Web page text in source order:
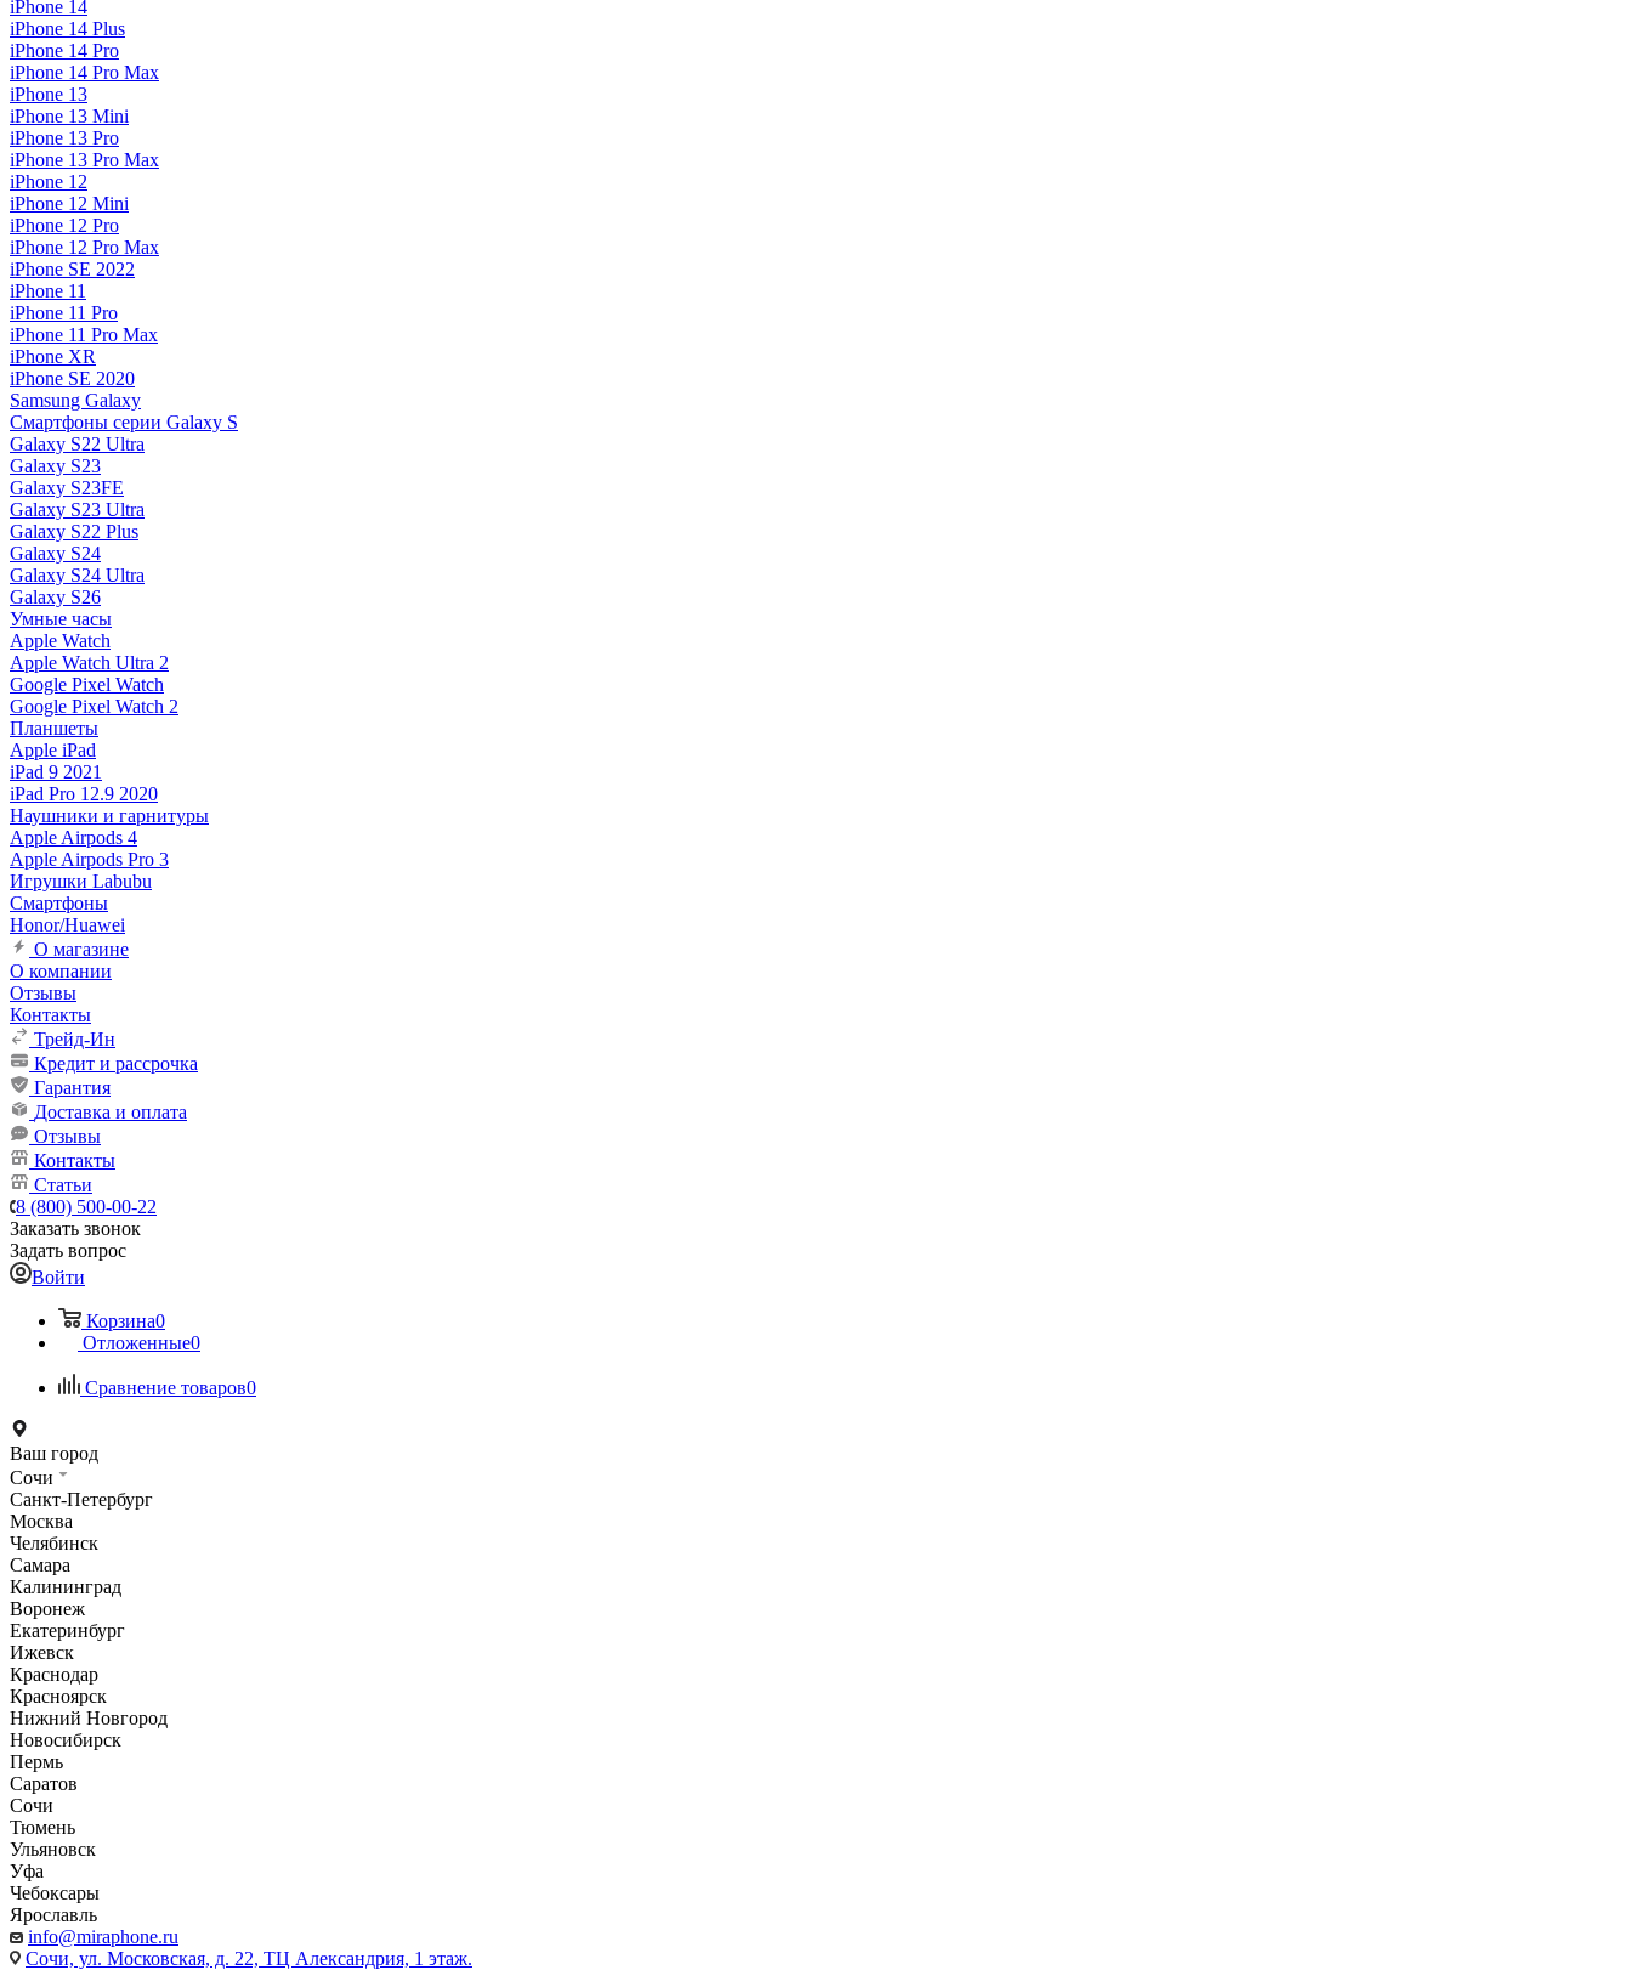
iPhone 14
iPhone 14 Plus
iPhone 14 Pro
iPhone 14 Pro Max
iPhone 13
iPhone 13 Mini
iPhone 13 Pro
iPhone 13 Pro Max
iPhone 12
iPhone 12 Mini
iPhone 12 Pro
iPhone 12 Pro Max
iPhone SE 2022
iPhone 11
iPhone 11 Pro
iPhone 11 Pro Max
iPhone XR
iPhone SE 2020
Samsung Galaxy
Смартфоны серии Galaxy S
Galaxy S22 Ultra
Galaxy S23
Galaxy S23FE
Galaxy S23 Ultra
Galaxy S22 Plus
Galaxy S24
Galaxy S24 Ultra
Galaxy S26
Умные часы
Apple Watch
Apple Watch Ultra 2
Google Pixel Watch
Google Pixel Watch 2
Планшеты
Apple iPad
iPad 9 2021
iPad Pro 12.9 2020
Наушники и гарнитуры
Apple Airpods 4
Apple Airpods Pro 3
Игрушки Labubu
Смартфоны
Honor/Huawei
О магазине
О компании
Отзывы
Контакты
Трейд-Ин
Кредит и рассрочка
Гарантия
Доставка и оплата
Отзывы
Контакты
Статьи
8 (800) 500-00-22
Заказать звонок
Задать вопрос
Войти
Корзина0
Отложенные0
Сравнение товаров0
Ваш город
Сочи
Санкт-Петербург
Москва
Челябинск
Самара
Калининград
Воронеж
Екатеринбург
Ижевск
Краснодар
Красноярск
Нижний Новгород
Новосибирск
Пермь
Саратов
Сочи
Тюмень
Ульяновск
Уфа
Чебоксары
Ярославль
info@miraphone.ru
Сочи, ул. Московская, д. 22, ТЦ Александрия, 1 этаж.